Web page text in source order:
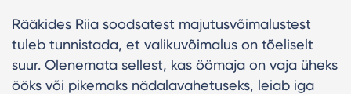
Rääkides Riia soodsatest majutusvõimalustest
tuleb tunnistada, et valikuvõimalus on tõeliselt
suur. Olenemata sellest, kas öömaja on vaja üheks
ööks või pikemaks nädalavahetuseks, leiab iga